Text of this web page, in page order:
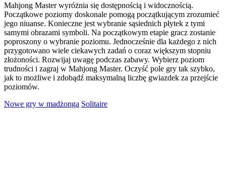
Mahjong Master wyróżnia się dostępnością i widocznością.
Początkowe poziomy doskonale pomogą początkującym zrozumieć
jego niuanse. Konieczne jest wybranie sąsiednich płytek z tymi
samymi obrazami symboli. Na początkowym etapie gracz zostanie
poproszony o wybranie poziomu. Jednocześnie dla każdego z nich
przygotowano wiele ciekawych zadań o coraz większym stopniu
złożoności. Rozwijaj uwagę podczas zabawy. Wybierz poziom
trudności i zagraj w Mahjong Master. Oczyść pole gry tak szybko,
jak to możliwe i zdobądź maksymalną liczbę gwiazdek za przejście
poziomów.
Nowe gry w madżonga Solitaire